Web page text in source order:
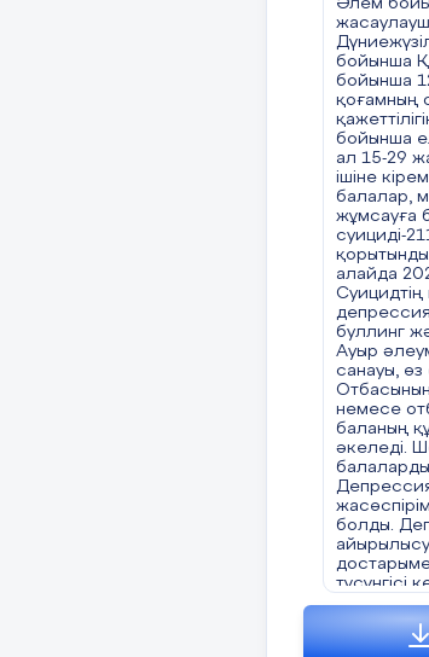
Әр-түрлі
болуы.
заңды
барлық
ойлардың
қол
деген
тұрғыда
үшін,
қолдау
қарым-
ата-ана
жасырмай,
көмегіне
бойынша
бойынша
қоғамның
бойынша
ал 15-29
ішіне
балалар,
жұмсауға
суициді-
алайда
Суицидтің
буллинг
Ауыр
санауы, өз
немесе
баланың
әкеледі.
болды.
түсүнгісі
Ата-
Өтпелі
болып